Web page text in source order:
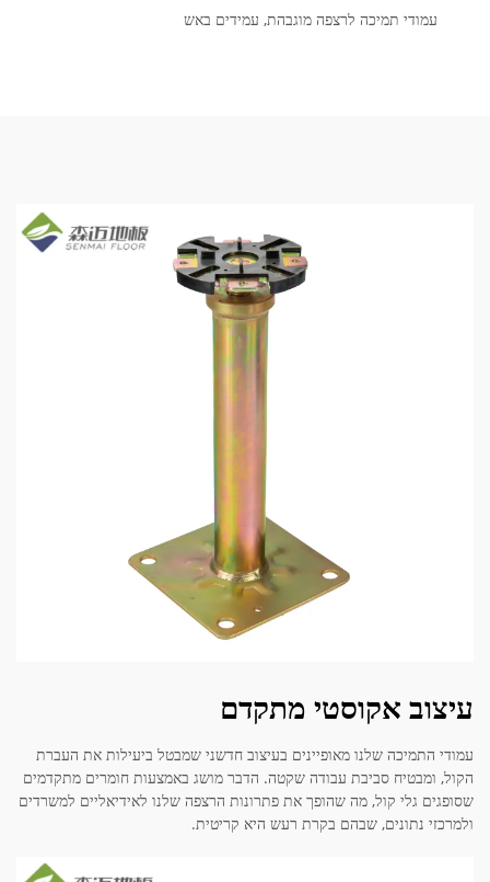
עמודי תמיכה לרצפה מוגבהת, עמידים באש
עיצוב אקוסטי מתקדם
עמודי התמיכה שלנו מאופיינים בעיצוב חדשני שמבטל ביעילות את העברת
הקול, ומבטיח סביבת עבודה שקטה. הדבר מושג באמצעות חומרים מתקדמים
שסופגים גלי קול, מה שהופך את פתרונות הרצפה שלנו לאידיאליים למשרדים
ולמרכזי נתונים, שבהם בקרת רעש היא קריטית.